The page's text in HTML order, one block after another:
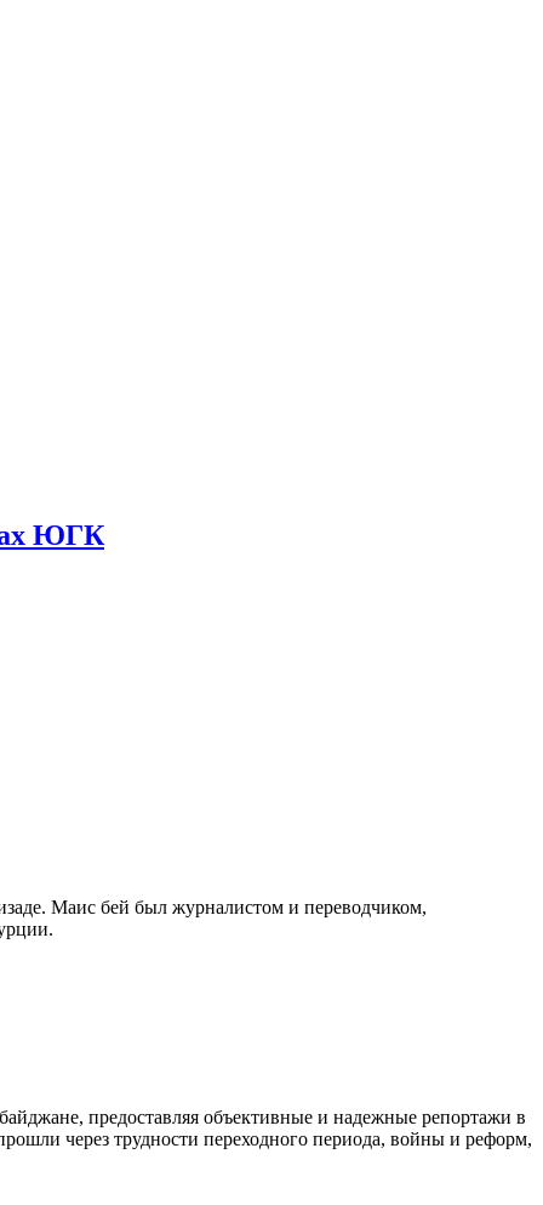
ЮГК
Маис бей был журналистом и переводчиком,
предоставляя объективные и надежные репортажи в
через трудности переходного периода, войны и реформ,